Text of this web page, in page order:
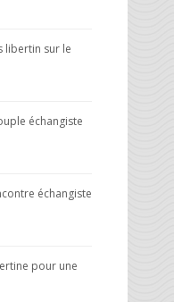
libertin sur le
échangiste
échangiste
pour une